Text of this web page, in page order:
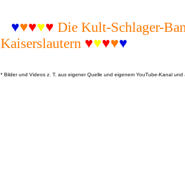
♥♥♥♥♥ Die Kult-Schlager-
Kaiserslautern ♥♥♥♥♥
* Bilder und Videos z. T. aus eigener Quelle und eigenem YouTube-Kanal